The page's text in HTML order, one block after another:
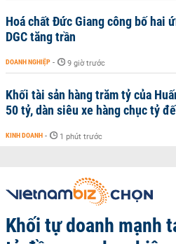
Hoá chất Đức Giang công bố hai
DGC tăng trần
DOANH NGHIỆP - 9 giờ trước
Khối tài sản hàng trăm tỷ của
50 tỷ, dàn siêu xe hàng chục tỷ
KINH DOANH - 1 phút trước
Khối tự doanh mạnh